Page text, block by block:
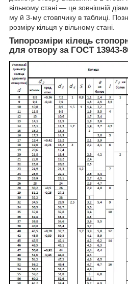
вільному стані — це зовнішній
му й 3-му стовпчику в таблиці.
розміру кільця у вільному стані.
Типорозміри кілець
для отвору за ГОСТ 13943-